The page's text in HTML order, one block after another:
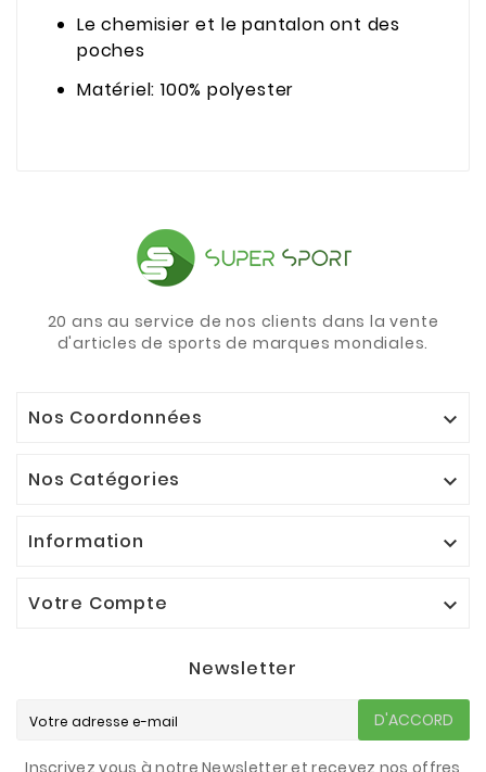
Le chemisier et le pantalon ont des
poches
Matériel: 100% polyester
20 ans au service de nos clients dans la vente
d'articles de sports de marques mondiales.
Nos Coordonnées 
Nos Catégories 
Information 
Votre Compte 
Newsletter
D'ACCORD